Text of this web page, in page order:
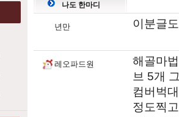
점토 골렘 1 : 레벨당
강철 골렘
: 레벨
화염 골렘 0 : 레벨당
강철 골렘 (아이언
나도 한마디
년만 이분글
레오파드원
해골마
브 5개
컴버벅
정도찍